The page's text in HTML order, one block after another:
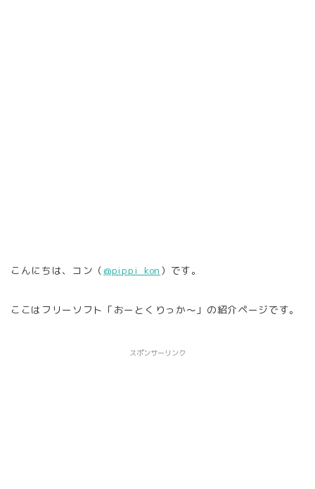
こんにちは、コン（ @pippi_kon ）です。
ここはフリーソフト「おーとくりっか〜」の紹介ページです。
スポンサーリンク